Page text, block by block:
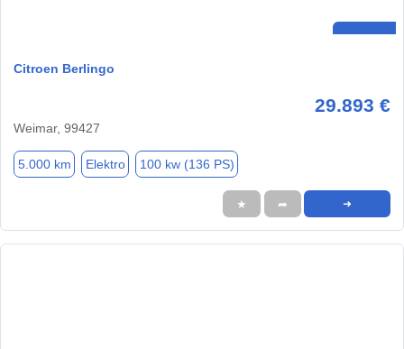
Citroen Berlingo
29.893 €
Weimar, 99427
5.000 km Elektro 100 kw (136 PS)
★ ➦ ➜